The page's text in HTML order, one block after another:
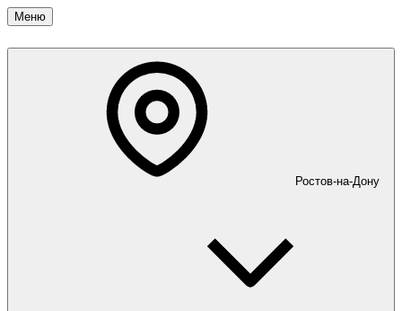
Меню
Ростов-на-Дону